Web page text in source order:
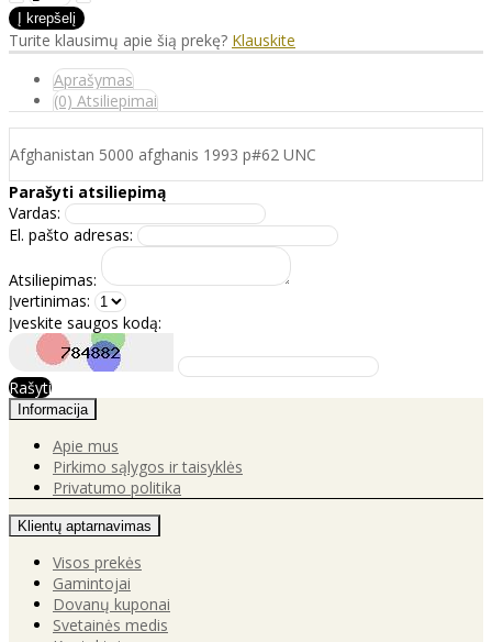
Turite klausimų apie šią prekę? Klauskite
Aprašymas
(0) Atsiliepimai
Afghanistan 5000 afghanis 1993 p#62 UNC
Parašyti atsiliepimą
Vardas:
El. pašto adresas:
Atsiliepimas:
Įvertinimas:
Įveskite saugos kodą:
Rašyti
Informacija
Apie mus
Pirkimo sąlygos ir taisyklės
Privatumo politika
Klientų aptarnavimas
Visos prekės
Gamintojai
Dovanų kuponai
Svetainės medis